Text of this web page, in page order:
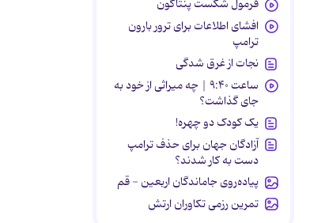
فرمول شکست پنتاگون
افشای اطلاعات برای ترور بارون
ترامپ
نجات از غرق شدگی
ساعت ۹:۴۰ | چه میراثی از خود به
جای گذاشت؟
یک کودک دو چهره!
آزادگان جهان برای حذف ترامپ
دست به کار شدند؟
پیاده‌روی جاماندگان اربعین - قم
تمرین رزمی تکاوران ارتش